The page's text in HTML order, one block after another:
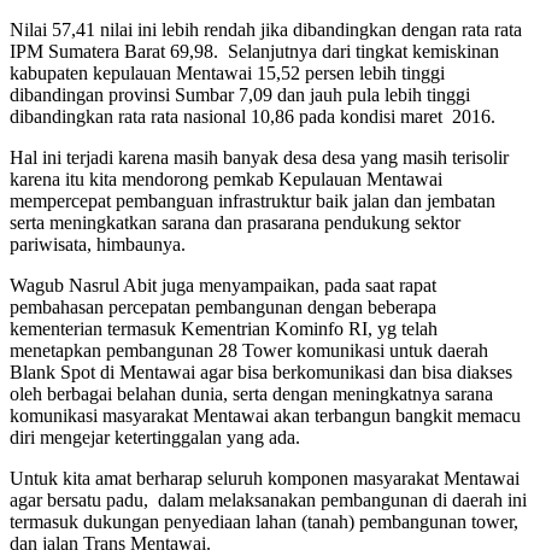
Nilai 57,41 nilai ini lebih rendah jika dibandingkan dengan rata rata
IPM Sumatera Barat 69,98. Selanjutnya dari tingkat kemiskinan
kabupaten kepulauan Mentawai 15,52 persen lebih tinggi
dibandingan provinsi Sumbar 7,09 dan jauh pula lebih tinggi
dibandingkan rata rata nasional 10,86 pada kondisi maret 2016.
Hal ini terjadi karena masih banyak desa desa yang masih terisolir
karena itu kita mendorong pemkab Kepulauan Mentawai
mempercepat pembanguan infrastruktur baik jalan dan jembatan
serta meningkatkan sarana dan prasarana pendukung sektor
pariwisata, himbaunya.
Wagub Nasrul Abit juga menyampaikan, pada saat rapat
pembahasan percepatan pembangunan dengan beberapa
kementerian termasuk Kementrian Kominfo RI, yg telah
menetapkan pembangunan 28 Tower komunikasi untuk daerah
Blank Spot di Mentawai agar bisa berkomunikasi dan bisa diakses
oleh berbagai belahan dunia, serta dengan meningkatnya sarana
komunikasi masyarakat Mentawai akan terbangun bangkit memacu
diri mengejar ketertinggalan yang ada.
Untuk kita amat berharap seluruh komponen masyarakat Mentawai
agar bersatu padu, dalam melaksanakan pembangunan di daerah ini
termasuk dukungan penyediaan lahan (tanah) pembangunan tower,
dan jalan Trans Mentawai.